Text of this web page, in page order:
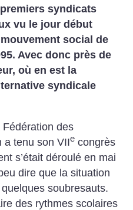
syndicats
vu le jour début
social de
Avec donc près de
où en est la
syndicale
des
a tenu son VIIe congrès
s’était déroulé en mai
dire que la situation
soubresauts.
des rythmes scolaires